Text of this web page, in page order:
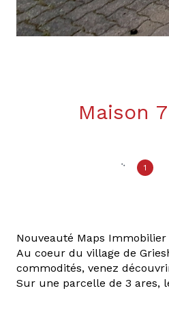
1
Nouveauté Maps Immobilier
Au coeur du village de
commodités, venez
Sur une parcelle de 3 ares,